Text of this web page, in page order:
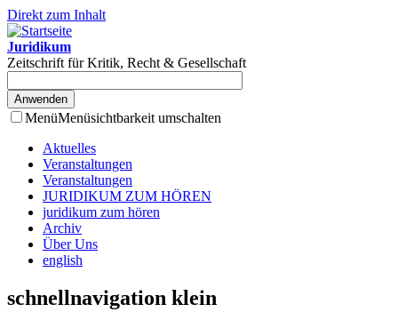
Direkt zum Inhalt
Juridikum
Zeitschrift für Kritik, Recht & Gesellschaft
MenüMenüsichtbarkeit umschalten
Aktuelles
Veranstaltungen
Veranstaltungen
JURIDIKUM ZUM HÖREN
juridikum zum hören
Archiv
Über Uns
english
schnellnavigation klein